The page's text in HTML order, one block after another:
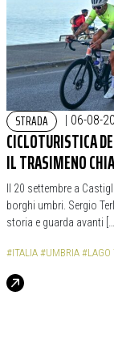
STRADA | 06-08-
CICLOTURISTICA
IL TRASIMENO
Il 20 settembre a
borghi umbri. Sergio
storia e guarda avanti […]
#ITALIA #UMBRIA #LAGO